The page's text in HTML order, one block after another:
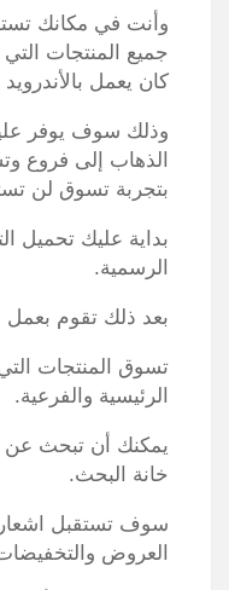
وأنت في مكانك
جميع المنتجات
كان يعمل بالأندرويد
وذلك سوف يوفر
الذهاب إلى فروع
بتجربة تسوق لن
بداية عليك تحميل
الرسمية.
بعد ذلك تقوم
تسوق المنتجات
الرئيسية والفرعية.
يمكنك أن تبحث عن
خانة البحث.
سوف تستقبل
العروض